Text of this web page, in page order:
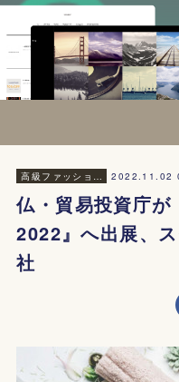
高級ファッション・美容 2022.11.02
仏・貿易投資庁
2022』へ出展、
社